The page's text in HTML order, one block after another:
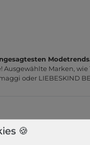
Marken, wie
oder LIEBESKIND
🍪